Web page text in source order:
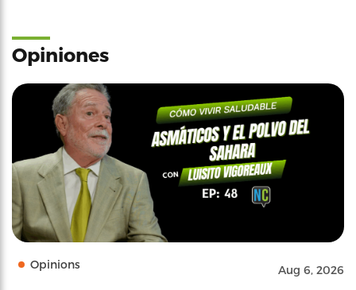
Opiniones
Opinions Aug 6, 2026